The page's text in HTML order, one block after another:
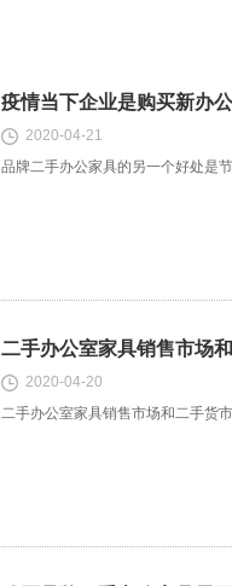
疫情当下企业是购买新办
2020-04-21
品牌二手办公家具的另一个好处是
二手办公室家具销售市场
2020-04-20
二手办公室家具销售市场和二手货